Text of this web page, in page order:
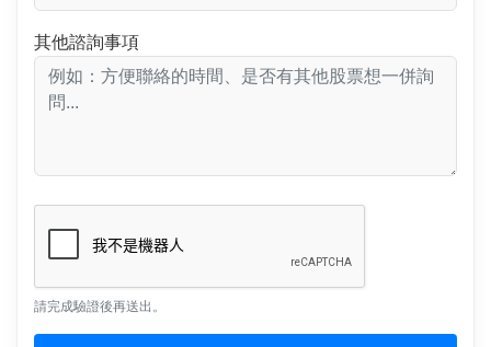
其他諮詢事項
請完成驗證後再送出。